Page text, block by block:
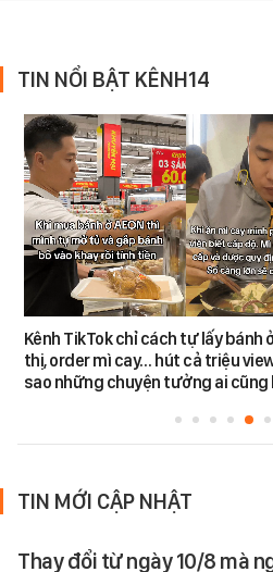
TIN NỔI BẬT KÊNH14
Kênh TikTok chỉ cách tự lấy bánh
thị, order mì cay… hút cả triệu
sao những chuyện tưởng ai
TIN MỚI CẬP NHẬT
Thay đổi từ ngày 10/8 mà